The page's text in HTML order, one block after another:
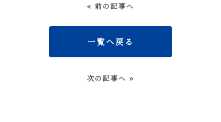
« 前の記事へ
一覧へ戻る
次の記事へ »